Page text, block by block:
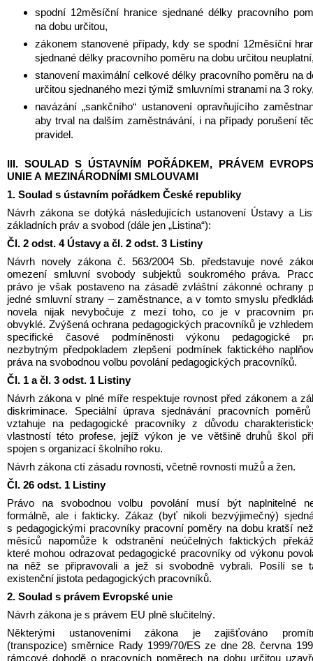
spodní 12měsíční hranice sjednané délky pracovního
na dobu určitou,
zákonem stanovené případy, kdy se spodní 12měsíční
sjednané délky pracovního poměru na dobu určitou
stanovení maximální celkové délky pracovního poměru na
určitou sjednaného mezi týmiž smluvními stranami na 3
navázání „sankčního“ ustanovení opravňujícího
aby trval na dalším zaměstnávání, i na případy porušení
pravidel.
III. SOULAD S ÚSTAVNÍM POŘÁDKEM, PRÁVEM
UNIE A MEZINÁRODNÍMI SMLOUVAMI
1. Soulad s ústavním pořádkem České republiky
Návrh zákona se dotýká následujících ustanovení Ústavy a
základních práv a svobod (dále jen „Listina“):
Čl. 2 odst. 4 Ústavy a čl. 2 odst. 3 Listiny
Návrh novely zákona č. 563/2004 Sb. představuje nové
omezení smluvní svobody subjektů soukromého práva.
právo je však postaveno na zásadě zvláštní zákonné ochrany
jedné smluvní strany – zaměstnance, a v tomto smyslu
novela nijak nevybočuje z mezí toho, co je v pracovním
obvyklé. Zvýšená ochrana pedagogických pracovníků je
specifické časové podmíněnosti výkonu pedagogické
nezbytným předpokladem zlepšení podmínek faktického
práva na svobodnou volbu povolání pedagogických pracovníků.
Čl. 1 a čl. 3 odst. 1 Listiny
Návrh zákona v plné míře respektuje rovnost před zákonem a
diskriminace. Speciální úprava sjednávání pracovních
vztahuje na pedagogické pracovníky z důvodu
vlastností této profese, jejíž výkon je ve většině druhů škol
spojen s organizací školního roku.
Návrh zákona ctí zásadu rovnosti, včetně rovnosti mužů a žen.
Čl. 26 odst. 1 Listiny
Právo na svobodnou volbu povolání musí být naplnitelné
formálně, ale i fakticky. Zákaz (byť nikoli bezvýjimečný)
s pedagogickými pracovníky pracovní poměry na dobu kratší
měsíců napomůže k odstranění neúčelných faktických
které mohou odrazovat pedagogické pracovníky od výkonu
na něž se připravovali a jež si svobodně vybrali. Posílí se
existenční jistota pedagogických pracovníků.
2. Soulad s právem Evropské unie
Návrh zákona je s právem EU plně slučitelný.
Některými ustanoveními zákona je zajišťováno
(transpozice) směrnice Rady 1999/70/ES ze dne 28. června
rámcové dohodě o pracovních poměrech na dobu určitou